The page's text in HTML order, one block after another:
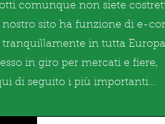
comunque non siete
sito ha funzione di e-
in tutta
in giro per mercati e fiere,
di seguito i più importanti...